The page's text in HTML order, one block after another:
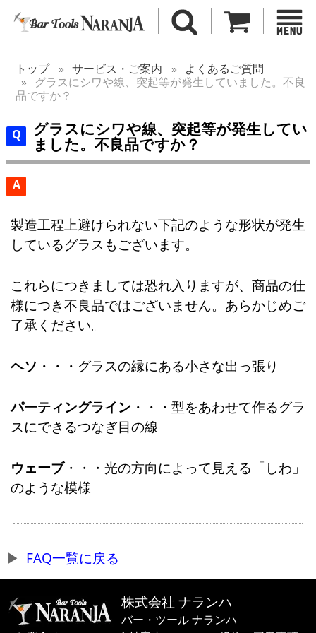
トップ サービス・ご案内
よくあるご質問
グラスにシワや線、突起等が発生していました。不良
品ですか？
グラスにシワや線、突起等が発生してい
ました。不良品ですか？
A
製造工程上避けられない下記のような形状が発生
しているグラスもございます。
これらにつきましては恐れ入りますが、商品の仕
様につき不良品ではございません。あらかじめご
了承ください。
ヘソ ・・・グラスの縁にある小さな出っ張り
パーティングライン ・・・型をあわせて作るグラ
スにできるつなぎ目の線
ウェーブ・・・光の方向によって見える「しわ」
のような模様
FAQ一覧に戻る
株式会社 ナランハ
バー・ツール ナランハ